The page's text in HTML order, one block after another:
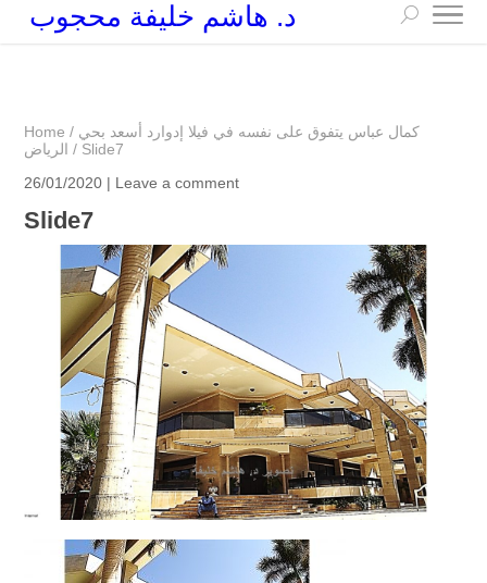
د. هاشم خليفة محجوب
Home / كمال عباس يتفوق على نفسه في فيلا إدوارد أسعد بحي
الرياض / Slide7
26/01/2020 | Leave a comment
Slide7